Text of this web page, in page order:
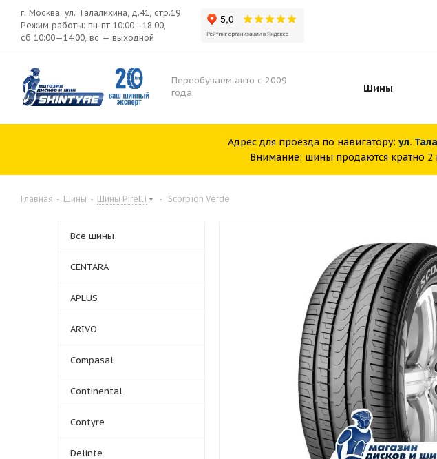
г. Москва, ул. Талалихина, д.41, стр.19
Режим работы: пн-пт 10:00—18:00,
сб 10:00—14:00, вс — выходной
Переобуваем авто с 2009
года
Шины
Адрес для проезда по навигатору: ул.
Внимание: шины продаются кратно 2
Главная - Шины - Шины Pirelli - Scorpion Verde
Все шины
CENTARA
APLUS
ARIVO
Compasal
Continental
Contyre
Delinte